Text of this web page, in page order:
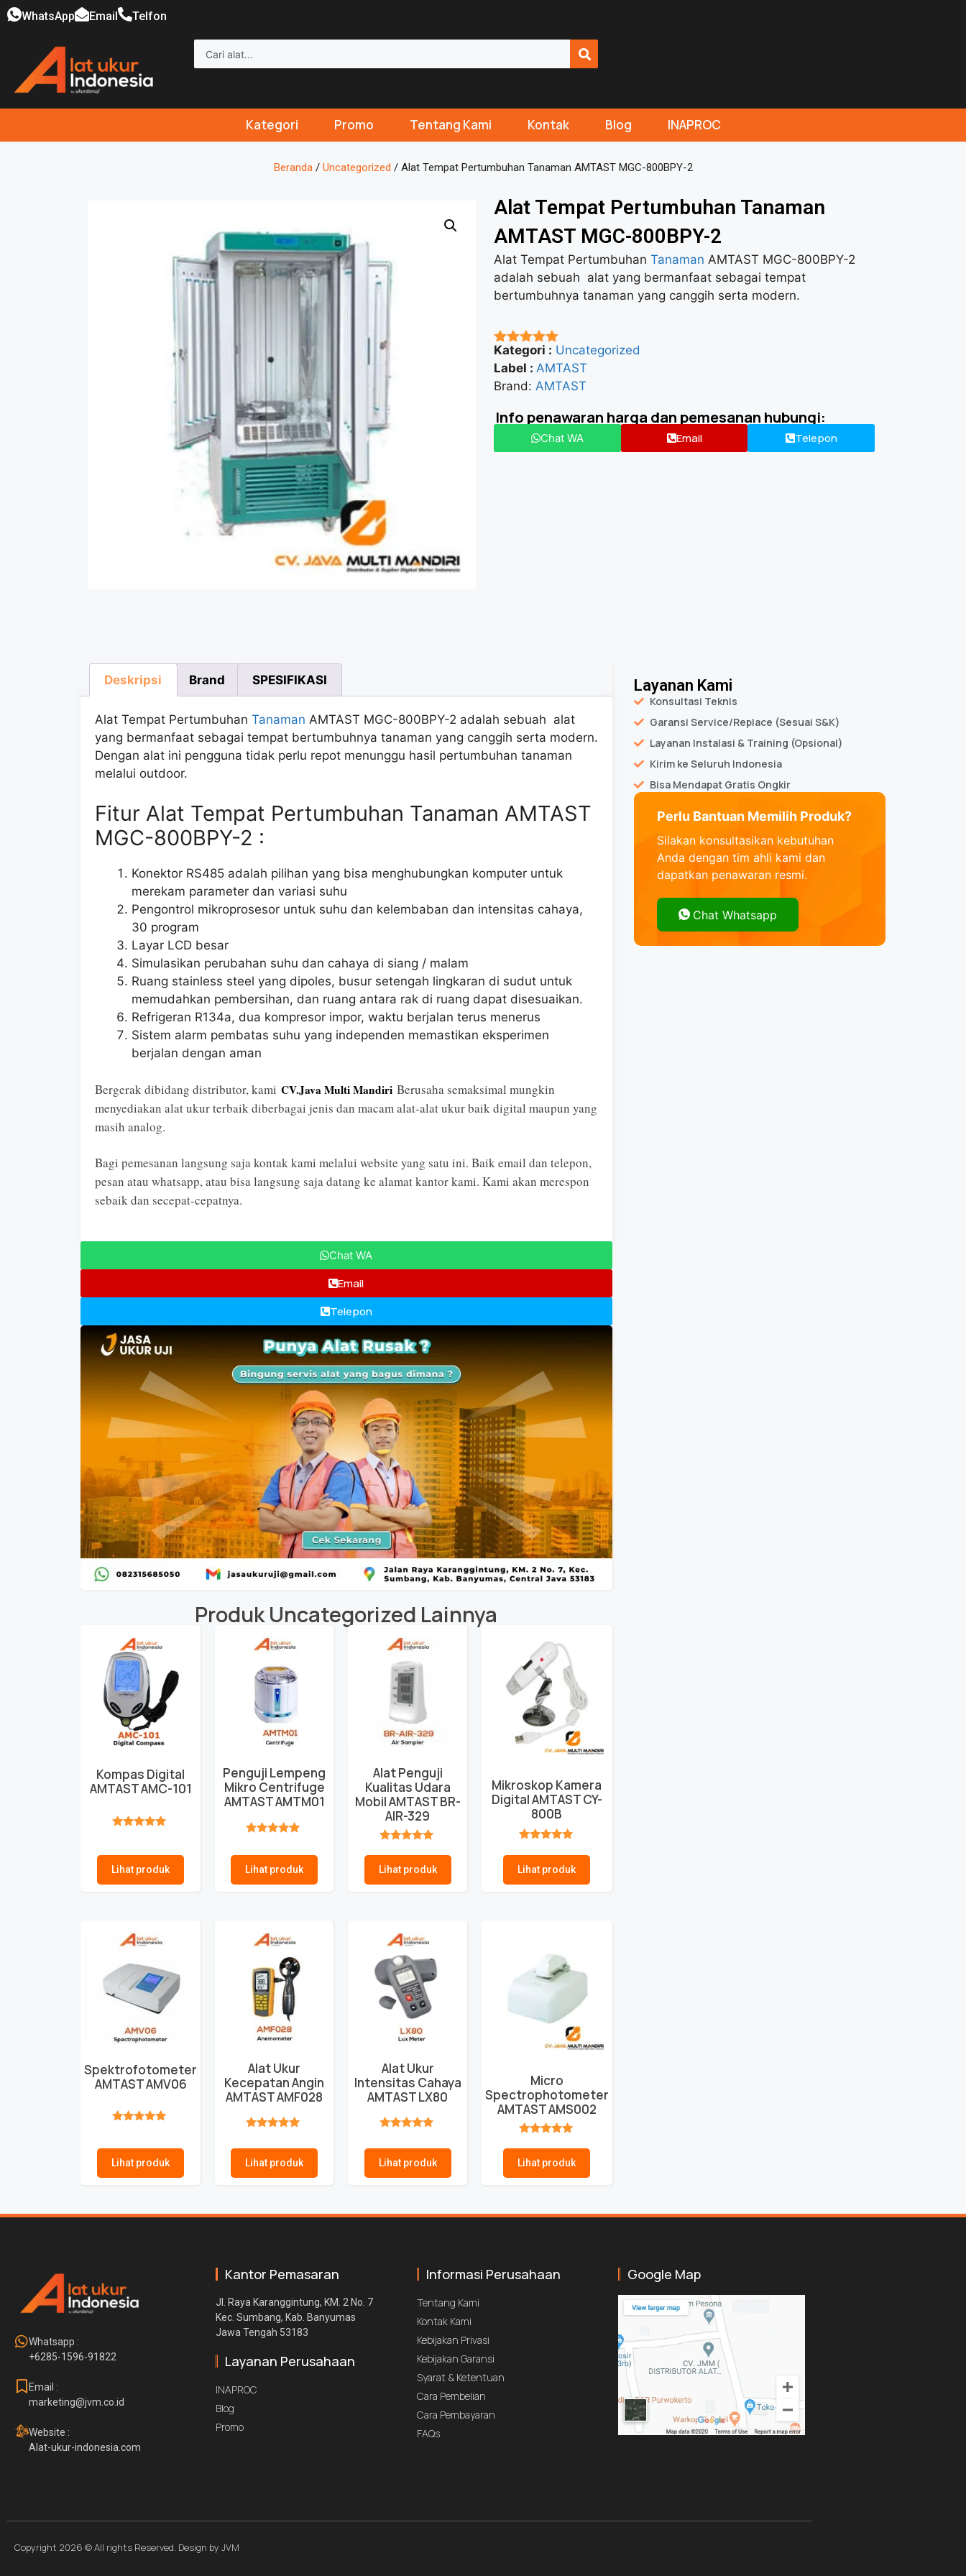
WhatsApp Email Telfon
Kategori Promo Tentang Kami Kontak Blog INAPROC
Beranda/ Uncategorized / Alat Tempat Pertumbuhan Tanaman AMTAST MGC-800BPY-2
Alat Tempat Pertumbuhan Tanaman
AMTAST MGC-800BPY-2
Alat Tempat Pertumbuhan Tanaman AMTAST MGC-800BPY-2
adalah sebuah alat yang bermanfaat sebagai tempat
bertumbuhnya tanaman yang canggih serta modern.
★★★★★
Kategori : Uncategorized
Label : AMTAST
Brand: AMTAST
Info penawaran harga dan pemesanan hubungi:
Chat WA Email Telepon
Deskripsi Brand SPESIFIKASI
Alat Tempat Pertumbuhan Tanaman AMTAST MGC-800BPY-2 adalah sebuah alat
yang bermanfaat sebagai tempat bertumbuhnya tanaman yang canggih serta modern.
Dengan alat ini pengguna tidak perlu repot menunggu hasil pertumbuhan tanaman
melalui outdoor.
Fitur Alat Tempat Pertumbuhan Tanaman AMTAST
MGC-800BPY-2 :
Konektor RS485 adalah pilihan yang bisa menghubungkan komputer untuk
merekam parameter dan variasi suhu
Pengontrol mikroprosesor untuk suhu dan kelembaban dan intensitas cahaya,
30 program
Layar LCD besar
Simulasikan perubahan suhu dan cahaya di siang / malam
Ruang stainless steel yang dipoles, busur setengah lingkaran di sudut untuk
memudahkan pembersihan, dan ruang antara rak di ruang dapat disesuaikan.
Refrigeran R134a, dua kompresor impor, waktu berjalan terus menerus
Sistem alarm pembatas suhu yang independen memastikan eksperimen
berjalan dengan aman
Bergerak dibidang distributor, kami CV.Java Multi Mandiri Berusaha semaksimal mungkin
menyediakan alat ukur terbaik diberbagai jenis dan macam alat-alat ukur baik digital maupun yang
masih analog.
Bagi pemesanan langsung saja kontak kami melalui website yang satu ini. Baik email dan telepon,
pesan atau whatsapp, atau bisa langsung saja datang ke alamat kantor kami. Kami akan merespon
sebaik dan secepat-cepatnya.
Chat WA
Email
Telepon
ProdukUncategorized Lainnya
Kompas Digital
AMTAST AMC-101
Lihat produk
Penguji Lempeng
Mikro Centrifuge
AMTAST AMTM01
Lihat produk
Alat Penguji
Kualitas Udara
Mobil AMTAST BR-
AIR-329
Lihat produk
Mikroskop Kamera
Digital AMTAST CY-
800B
Lihat produk
Spektrofotometer
AMTAST AMV06
Lihat produk
Alat Ukur
Kecepatan Angin
AMTAST AMF028
Lihat produk
Alat Ukur
Intensitas Cahaya
AMTAST LX80
Lihat produk
Micro
Spectrophotometer
AMTAST AMS002
Lihat produk
Layanan Kami
Konsultasi Teknis
Garansi Service/Replace (Sesuai S&K)
Layanan Instalasi & Training (Opsional)
Kirim ke Seluruh Indonesia
Bisa Mendapat Gratis Ongkir
Perlu Bantuan Memilih Produk?
Silakan konsultasikan kebutuhan
Anda dengan tim ahli kami dan
dapatkan penawaran resmi.
Chat Whatsapp
Whatsapp :
+6285-1596-91822
Email :
marketing@jvm.co.id
Website :
Alat-ukur-indonesia.com
Kantor Pemasaran
Jl. Raya Karanggintung, KM. 2 No. 7
Kec. Sumbang, Kab. Banyumas
Jawa Tengah 53183
Layanan Perusahaan
INAPROC
Blog
Promo
Informasi Perusahaan
Tentang Kami
Kontak Kami
Kebijakan Privasi
Kebijakan Garansi
Syarat & Ketentuan
Cara Pembelian
Cara Pembayaran
FAQs
Google Map
Copyright 2026 © All rights Reserved. Design by JVM